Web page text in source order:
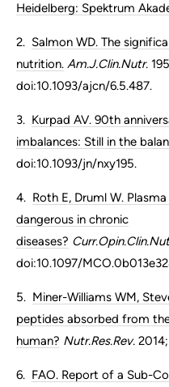
Heidelberg: Spektrum
2. Salmon WD. The
nutrition. Am.J.Clin.Nutr.
doi:10.1093/ajcn/6.5.487.
3. Kurpad AV. 90th
imbalances: Still in the
doi:10.1093/jn/nxy195.
4. Roth E, Druml W.
dangerous in chronic
diseases?
doi:10.1097/
5. Miner-Williams WM,
peptides absorbed from
human? Nutr.Res.Rev. 2014;
6. FAO. Report of a Sub-